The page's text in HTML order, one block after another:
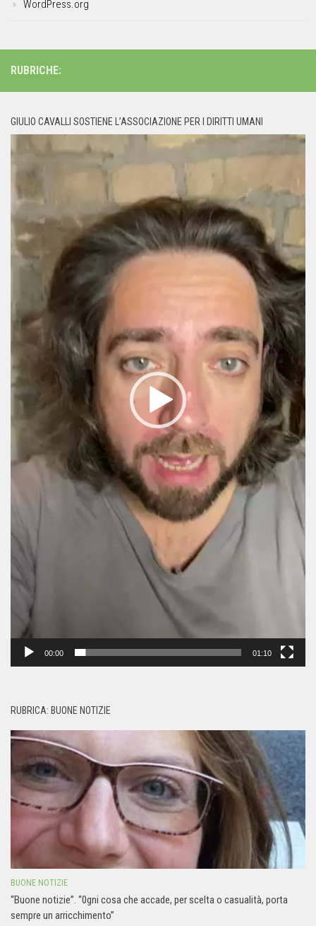
WordPress.org
RUBRICHE:
GIULIO CAVALLI SOSTIENE L’ASSOCIAZIONE PER I DIRITTI UMANI
Player
00:00 01:10
RUBRICA: BUONE NOTIZIE
BUONE NOTIZIE
“Buone notizie”. “0gni cosa che accade, per scelta o casualità, porta
sempre un arricchimento”